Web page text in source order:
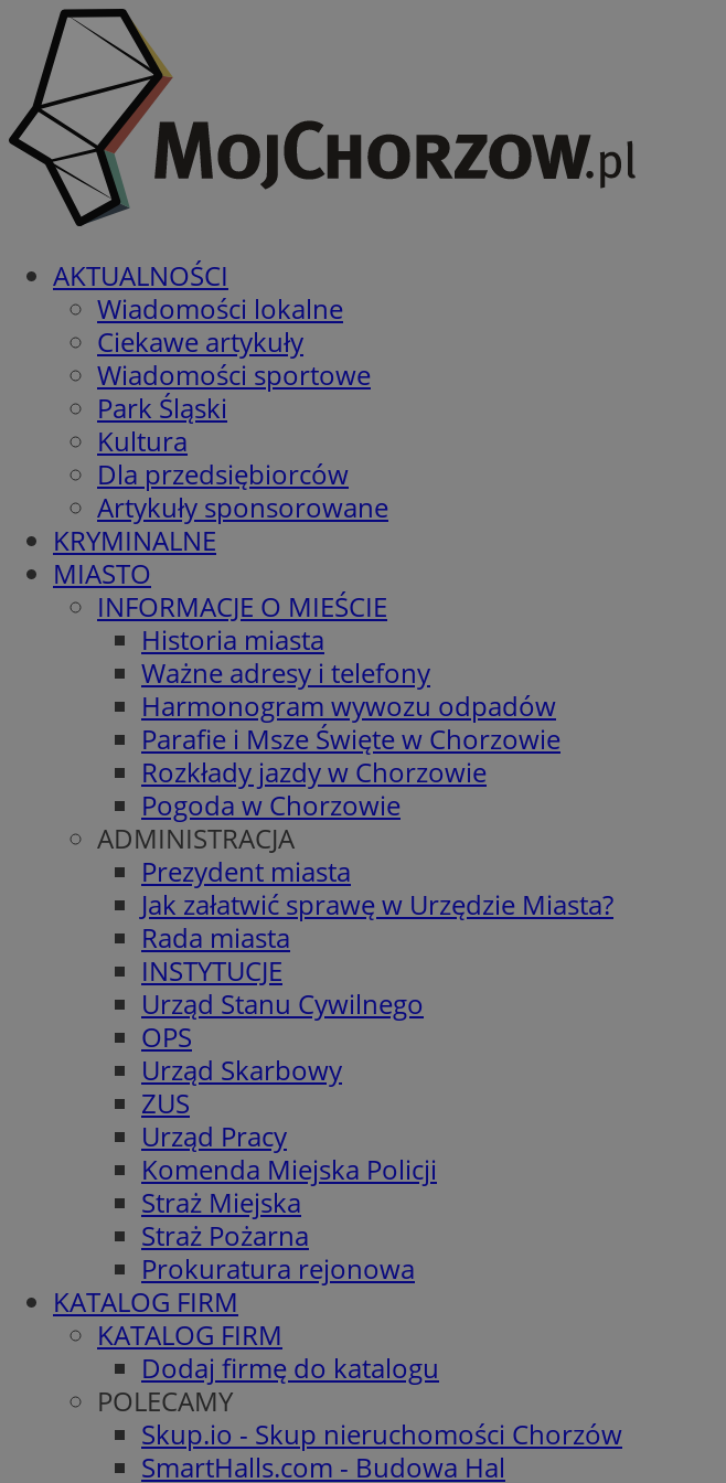
AKTUALNOŚCI
Wiadomości lokalne
Ciekawe artykuły
Wiadomości sportowe
Park Śląski
Kultura
Dla przedsiębiorców
Artykuły sponsorowane
KRYMINALNE
MIASTO
INFORMACJE O MIEŚCIE
Historia miasta
Ważne adresy i telefony
Harmonogram wywozu odpadów
Parafie i Msze Święte w Chorzowie
Rozkłady jazdy w Chorzowie
Pogoda w Chorzowie
ADMINISTRACJA
Prezydent miasta
Jak załatwić sprawę w Urzędzie Miasta?
Rada miasta
INSTYTUCJE
Urząd Stanu Cywilnego
OPS
Urząd Skarbowy
ZUS
Urząd Pracy
Komenda Miejska Policji
Straż Miejska
Straż Pożarna
Prokuratura rejonowa
KATALOG FIRM
KATALOG FIRM
Dodaj firmę do katalogu
POLECAMY
Skup.io - Skup nieruchomości Chorzów
SmartHalls.com - Budowa Hal